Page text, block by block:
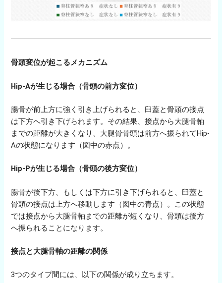
骨頭変位が起こるメカニズム
Hip-Aが生じる場合（骨頭の前方変位）
腸骨が前上方に強く引き上げられると、臼蓋と骨頭の接点
は下方へ引き下げられます。その結果、接点から大腿骨軸
までの距離が大きくなり、大腿骨骨頭は前方へ振られてHip-
Aの状態になります（図中の赤点）。
Hip-Pが生じる場合（骨頭の後方変位）
腸骨が後下方、もしくは下方に引き下げられると、臼蓋と
骨頭の接点は上方へ移動します（図中の青点）。この状態
では接点から大腿骨軸までの距離が短くなり、骨頭は後方
へ振られることになります。
接点と大腿骨軸の距離の関係
3つのタイプ間には、以下の関係が成り立ちます。